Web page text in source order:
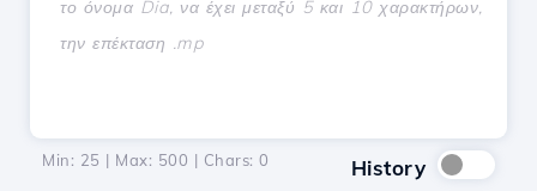
Min: 25 | Max: 500 | Chars: 0 History